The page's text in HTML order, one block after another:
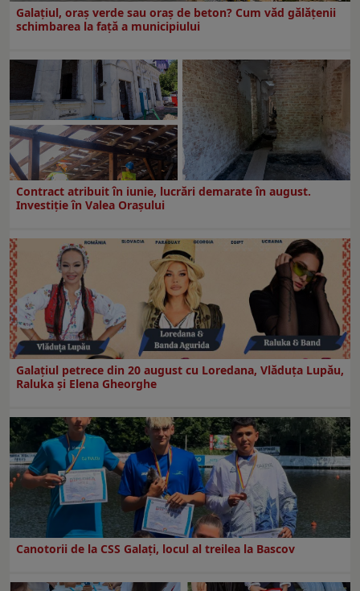
Galațiul, oraș verde sau oraș de beton? Cum văd gălățenii
schimbarea la față a municipiului
Contract atribuit în iunie, lucrări demarate în august.
Investiţie în Valea Oraşului
Galaţiul petrece din 20 august cu Loredana, Vlăduța Lupău,
Raluka și Elena Gheorghe
Canotorii de la CSS Galați, locul al treilea la Bascov